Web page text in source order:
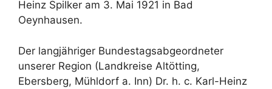
Heinz Spilker am 3. Mai 1921 in Bad
Oeynhausen.
Der langjähriger Bundestagsabgeordneter
unserer Region (Landkreise Altötting,
Ebersberg, Mühldorf a. Inn) Dr. h. c. Karl-Heinz